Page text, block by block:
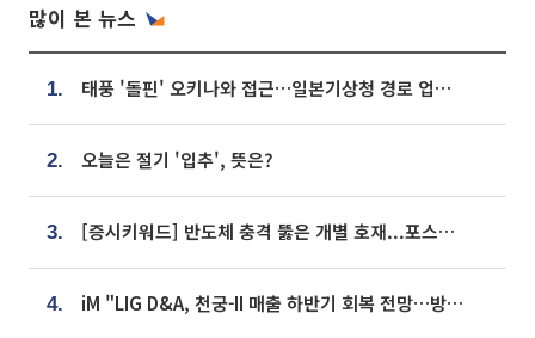
많이 본 뉴스
1. 태풍 '돌핀' 오키나와 접근…일본기상청 경로 업데이트
2. 오늘은 절기 '입추', 뜻은?
3. [증시키워드] 반도체 충격 뚫은 개별 호재...포스코퓨처엠·에코프로·한화솔루션 '눈길'
4. iM "LIG D&A, 천궁-II 매출 하반기 회복 전망…방산 톱픽 유지"